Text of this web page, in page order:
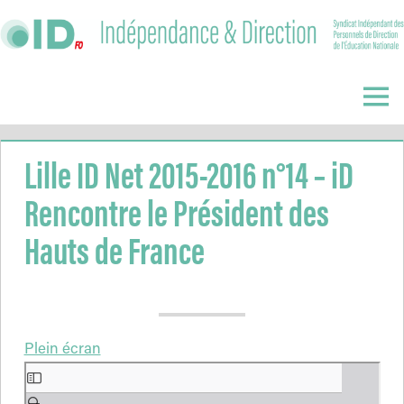
to
Direction
Menu
Lille ID Net 2015-2016 n°14 – iD
Rencontre le Président des
Hauts de France
Plein écran
Aller
au